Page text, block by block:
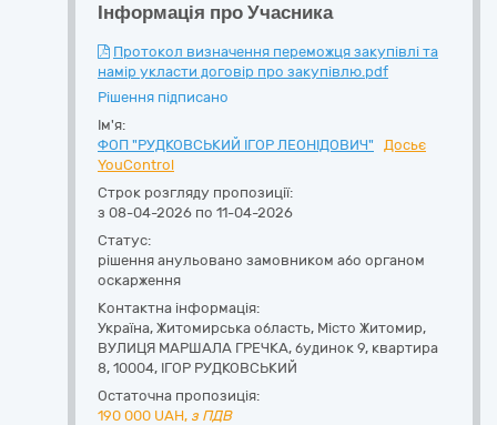
Інформація про Учасника
Протокол визначення переможця закупівлі та
намір укласти договір про закупівлю.pdf
Рішення підписано
Ім'я:
ФОП "РУДКОВСЬКИЙ ІГОР ЛЕОНІДОВИЧ"
Досьє
YouControl
Строк розгляду пропозиції:
з 08-04-2026 по 11-04-2026
Статус:
рішення анульовано замовником або органом
оскарження
Контактна інформація:
Україна, Житомирська область, Місто Житомир,
ВУЛИЦЯ МАРШАЛА ГРЕЧКА, будинок 9, квартира
8, 10004, ІГОР РУДКОВСЬКИЙ
Остаточна пропозиція:
190 000 UAH, з ПДВ